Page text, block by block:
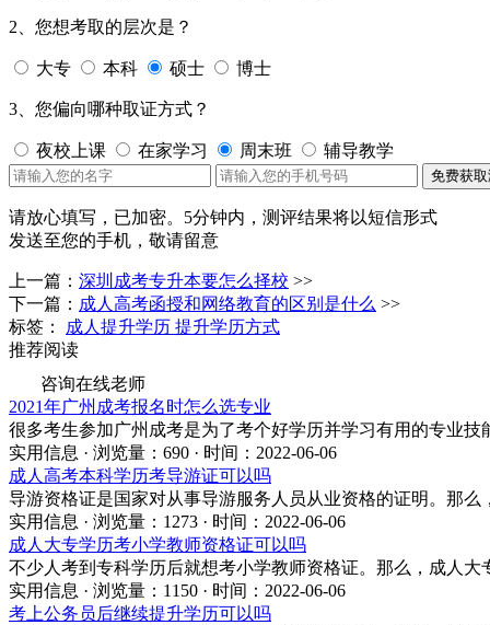
2、您想考取的层次是？
大专 本科 硕士 博士
3、您偏向哪种取证方式？
夜校上课 在家学习 周末班 辅导教学
免费获
请放心填写，已加密。 5分钟内，测评结果将以短信形式
发送至您的手机，敬请留意
上一篇： 深圳成考专升本要怎么择校 >>
下一篇： 成人高考函授和网络教育的区别是什么 >>
标签：
成人提升学历 提升学历方式
推荐阅读
咨询在线老师
2021年广州成考报名时怎么选专业
很多考生参加广州成考是为了考个好学历并学习有用的专业
实用信息 · 浏览量：690 · 时间：2022-06-06
成人高考本科学历考导游证可以吗
导游资格证是国家对从事导游服务人员从业资格的证明。那
实用信息 · 浏览量：1273 · 时间：2022-06-06
成人大专学历考小学教师资格证可以吗
不少人考到专科学历后就想考小学教师资格证。那么，成人大
实用信息 · 浏览量：1150 · 时间：2022-06-06
考上公务员后继续提升学历可以吗